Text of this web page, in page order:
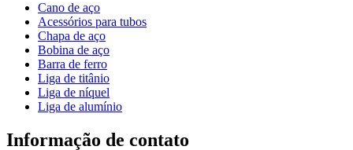
Cano de aço
Acessórios para tubos
Chapa de aço
Bobina de aço
Barra de ferro
Liga de titânio
Liga de níquel
Liga de alumínio
Informação de contato